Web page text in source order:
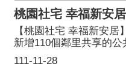
桃園社宅 幸福新安居
111-11-28
【桃園社宅 幸福新安居
新增110個鄰里共享的
體驗|引領城市美學新視
桃園市政府